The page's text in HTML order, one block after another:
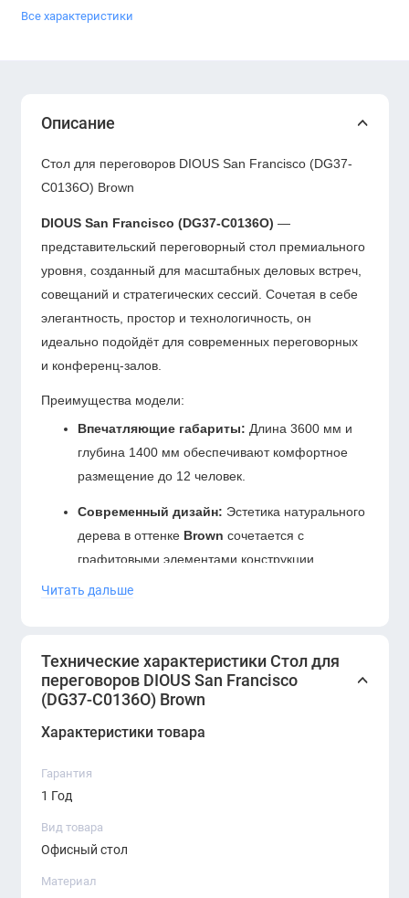
Все характеристики
Описание
Стол для переговоров DIOUS San Francisco (DG37-
C0136O) Brown
DIOUS San Francisco (DG37-C0136O) —
представительский переговорный стол премиального
уровня, созданный для масштабных деловых встреч,
совещаний и стратегических сессий. Сочетая в себе
элегантность, простор и технологичность, он
идеально подойдёт для современных переговорных
и конференц-залов.
Преимущества модели:
Впечатляющие габариты: Длина 3600 мм и
глубина 1400 мм обеспечивают комфортное
размещение до 12 человек.
Современный дизайн: Эстетика натурального
дерева в оттенке Brown сочетается с
графитовыми элементами конструкции.
Функциональность:
вид.
Надёжность: Прочная металлическая основа и
устойчивое покрытие ЛДСП гарантируют
Характеристики:
Коллекция:
Цвет:
Читать дальше
Технические характеристики Стол для
переговоров DIOUS San Francisco
(DG37-C0136O) Brown
Характеристики товара
Гарантия
1 Год
Вид товара
Офисный стол
Материал